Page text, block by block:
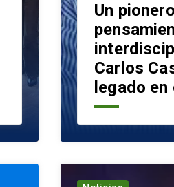
Un
Carlos
legado en